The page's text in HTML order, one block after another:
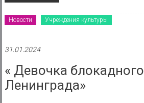
Новости Учреждения культуры
31.01.2024
« Девочка блокадного
Ленинграда»